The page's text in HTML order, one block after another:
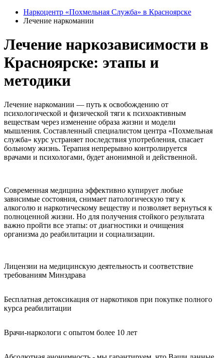
Наркоцентр «Похмельная Служба» в Красноярске
Лечение наркомании
Лечение наркозависимости в
Красноярске: этапы и
методики
Лечение наркомании — путь к освобождению от
психологической и физической тяги к психоактивным
веществам через изменение образа жизни и модели
мышления. Составленный специалистом центра «Похмельная
служба» курс устраняет последствия употребления, спасает
больному жизнь. Терапия непрерывно контролируется
врачами и психологами, будет анонимной и действенной.
Современная медицина эффективно купирует любые
зависимые состояния, снимает патологическую тягу к
алкоголю и наркотическому веществу и позволяет вернуться к
полноценной жизни. Но для получения стойкого результата
важно пройти все этапы: от диагностики и очищения
организма до реабилитации и социализации.
Лицензии на медицинскую деятельность и соответствие
требованиям Минздрава
Бесплатная детоксикация от наркотиков при покупке полного
курса реабилитации
Врачи-наркологи с опытом более 10 лет